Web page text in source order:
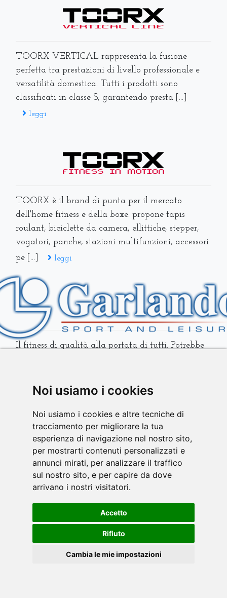
Noi usiamo i cookies
Noi usiamo i cookies e altre tecniche di
tracciamento per migliorare la tua
esperienza di navigazione nel nostro sito,
per mostrarti contenuti personalizzati e
annunci mirati, per analizzare il traffico
sul nostro sito, e per capire da dove
arrivano i nostri visitatori.
Accetto
Rifiuto
Cambia le mie impostazioni
TOORX VERTICAL rappresenta la fusione
perfetta tra prestazioni di livello professionale e
versatilità domestica. Tutti i prodotti sono
classificati in classe S, garantendo presta [...]
leggi
TOORX è il brand di punta per il mercato
dell'home fitness e della boxe: propone tapis
roulant, biciclette da camera, ellittiche, stepper,
vogatori, panche, stazioni multifunzioni, accessori
pe [...]
leggi
Il fitness di qualità alla portata di tutti. Potrebbe
pedaliere per ginnastica passiva e riabilit [...]
Inspire, storico brand americano leader nella
progettazione e realizzazione di attrezzature
isotoniche, e non solo, caratterizzate da
un’altissima qualità ed accuratezza costruttiva,